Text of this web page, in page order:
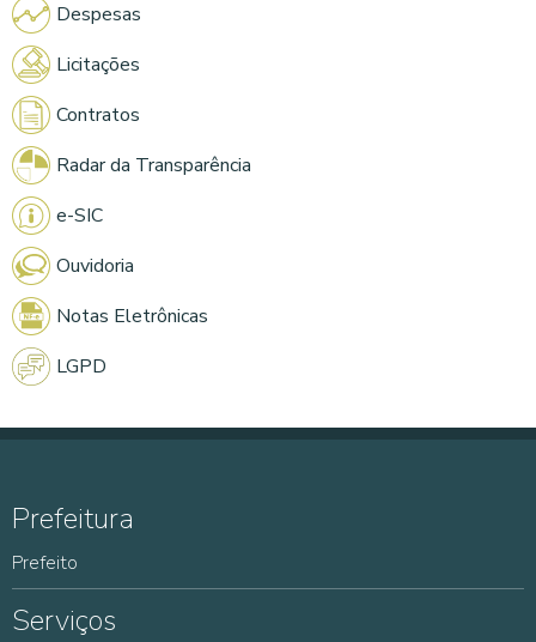
Despesas
Licitações
Contratos
Radar da Transparência
e-SIC
Ouvidoria
Notas Eletrônicas
LGPD
Prefeitura
Prefeito
Serviços